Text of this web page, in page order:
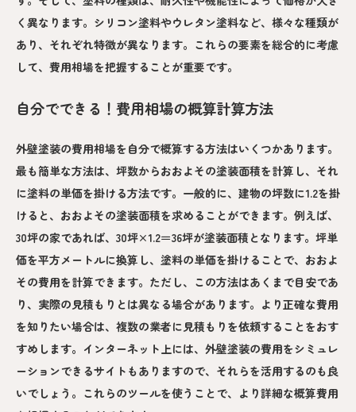
く異なります。シリコン塗料やウレタン塗料など、様々な種類が
あり、それぞれ特徴が異なります。これらの要素を総合的に考慮
して、費用相場を把握することが重要です。
自分でできる！費用相場の概算計算方法
外壁塗装の費用相場を自分で概算する方法はいくつかあります。
最も簡単な方法は、坪数からおおよその塗装面積を計算し、それ
に塗料の単価を掛ける方法です。一般的に、建物の坪数に1.2を掛
けると、おおよその塗装面積を求めることができます。例えば、
30坪の家であれば、30坪×1.2＝36坪が塗装面積となります。坪単
価を平方メートルに換算し、塗料の単価を掛けることで、おおよ
その費用を計算できます。ただし、この方法はあくまで目安であ
り、実際の見積もりとは異なる場合があります。より正確な費用
を知りたい場合は、複数の業者に見積もりを依頼することをおす
すめします。インターネット上には、外壁塗装の費用をシミュレ
ーションできるサイトもありますので、それらを活用するのも良
いでしょう。これらのツールを使うことで、より詳細な概算費用